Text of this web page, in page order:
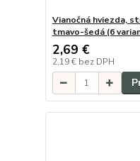
Vianočná hviezda,
tmavo-šedá (6
2,69 €
2,19 € bez DPH